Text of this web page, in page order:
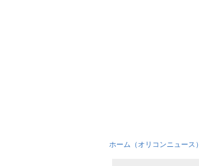
ホーム（オリコンニュース）